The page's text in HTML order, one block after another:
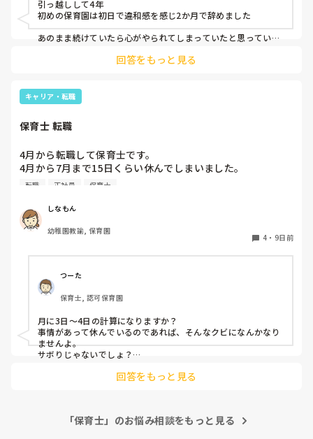
同じような方や、気持ちに共感できる方お話出来ると嬉しい
です。
引っ越しして4年
初めの保育園は初日で違和感を感じ2か月で辞めました
あのまま続けていたら心がやられてしまっていたと思っていま
自分が1番大切です！！回答をもっと見る
キャリア・転職
保育士 転職
4月から転職して保育士です。
4月から7月まで15日くらい休んでしまいました。
同じクラスの先生いるのですが、いい気しないと思います。
転職 正社員 保育士
しなもん
幼稚園教諭, 保育園
4 ・ 9日前
つーた
保育士, 認可保育園
月に3日〜4日の計算になりますか？
事情があって休んでいるのであれば、そんなクビになんかなり
ませんよ。
サボりじゃないでしょ？
同じクラスの先生が、もしも今後、いい気がしないと言葉にし
回答をもっと見る
「保育士」のお悩み相談をもっと見る